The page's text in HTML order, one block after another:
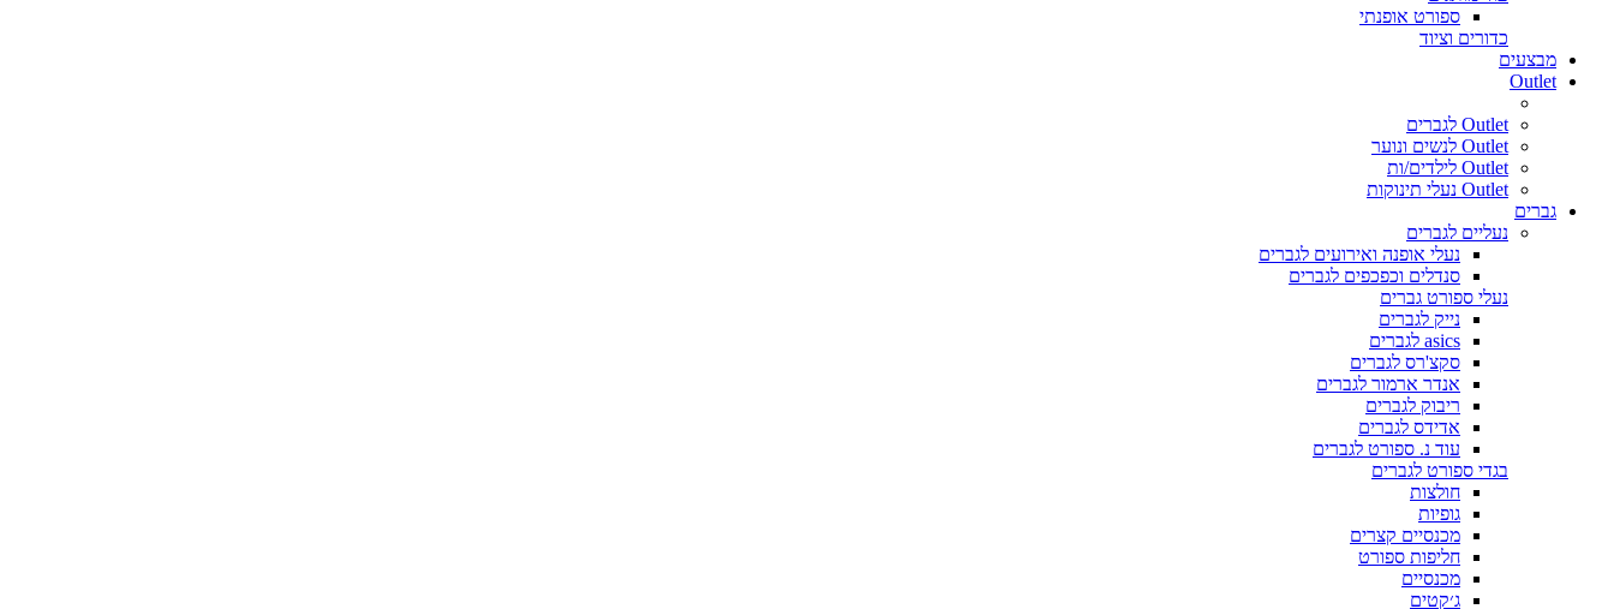
ספורט אופנתי
כדורים וציוד
מבצעים
Outlet
Outlet לגברים
Outlet לנשים ונוער
Outlet לילדים/ות
Outlet נעלי תינוקות
גברים
נעליים לגברים
נעלי אופנה ואירועים לגברים
סנדלים וכפכפים לגברים
נעלי ספורט גברים
נייק לגברים
asics לגברים
סקצ'רס לגברים
אנדר ארמור לגברים
ריבוק לגברים
אדידס לגברים
עוד נ. ספורט לגברים
בגדי ספורט לגברים
חולצות
גופיות
מכנסיים קצרים
חליפות ספורט
מכנסיים
ג׳קטים